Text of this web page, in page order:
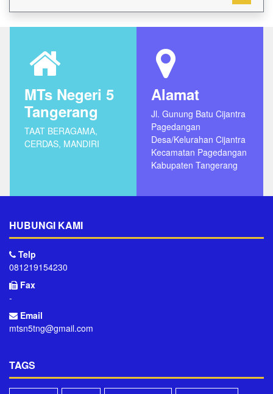
MTs Negeri 5
Tangerang
TAAT BERAGAMA,
CERDAS, MANDIRI
Alamat
Jl. Gunung Batu Cijantra
Pagedangan
Desa/Kelurahan Cijantra
Kecamatan Pagedangan
Kabupaten Tangerang
HUBUNGI KAMI
Telp
081219154230
Fax
-
Email
mtsn5tng@gmail.com
TAGS